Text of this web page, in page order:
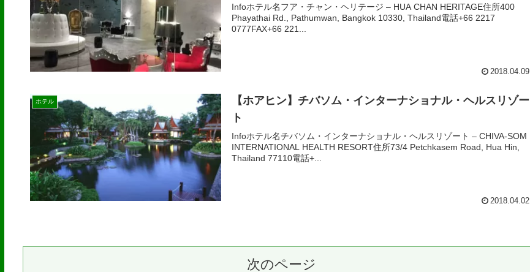
Infoホテル名フア・チャン・ヘリテージ – HUA CHAN HERITAGE住所400
Phayathai Rd., Pathumwan, Bangkok 10330, Thailand電話+66 2217
0777FAX+66 221...
2018.04.09
ホテル
【ホアヒン】チバソム・インターナショナル・ヘルスリゾー
ト
Infoホテル名チバソム・インターナショナル・ヘルスリゾート – CHIVA-SOM
INTERNATIONAL HEALTH RESORT住所73/4 Petchkasem Road, Hua Hin,
Thailand 77110電話+...
2018.04.02
次のページ